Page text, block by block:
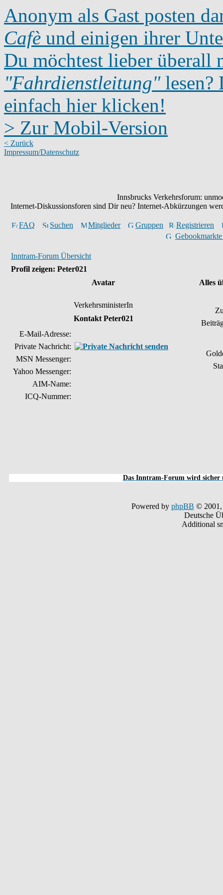
Anonym als Gast posten
Cafè und einigen ihrer
Du möchtest lieber überall
"Fahrdienstleitung"lesen?
einfach hier klicken!
> Zur Mobil-Version
< Zurück
Impressum/Datenschutz
Innsbrucks Verkehrsforum:
Internet-Diskussionsforen sind Dir neu? Internet-Abkürzungen
FAQ Suchen Mitglieder Gruppen
Registrieren
Inntram-Forum Übersicht
Profil zeigen: Peter021
Avatar
Alles
VerkehrsministerIn
Kontakt Peter021
E-Mail-Adresse:
Private Nachricht:
MSN Messenger:
Yahoo Messenger:
AIM-Name:
ICQ-Nummer:
Das Inntram-Forum wird sicher
Powered by phpBB © 2001,
Deutsche
Additional